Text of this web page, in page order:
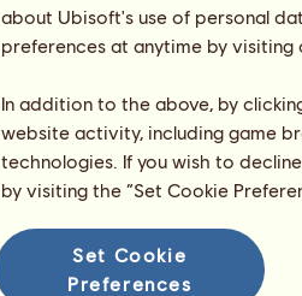
about Ubisoft's use of personal
preferences at anytime by
In addition to the above, by
website activity, including game
technologies. If you wish to
by visiting the “Set Cookie
Set Cookie
Preferences